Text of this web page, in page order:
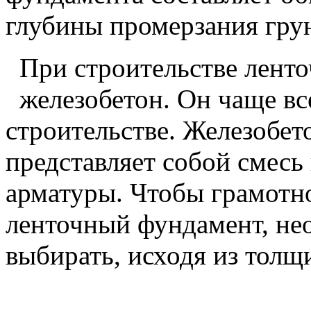
глубины промерзания
При строительстве
железобетон. Он чаще
строительстве.
представляет собой
арматуры. Чтобы
ленточный фундамент,
выбирать, исходя из